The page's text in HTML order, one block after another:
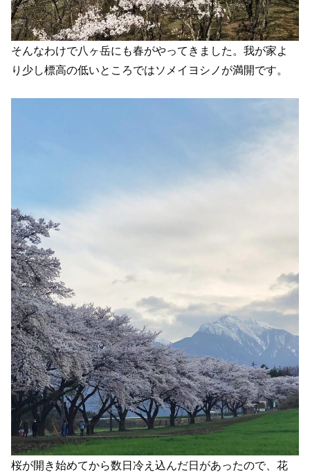
そんなわけで八ヶ岳にも春がやってきました。我が家よ
り少し標高の低いところではソメイヨシノが満開です。
桜が開き始めてから数日冷え込んだ日があったので、花